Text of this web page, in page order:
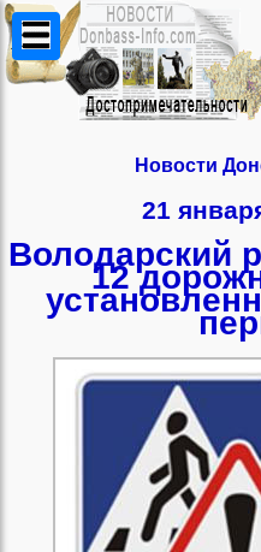
Новости
21
Володарский
12